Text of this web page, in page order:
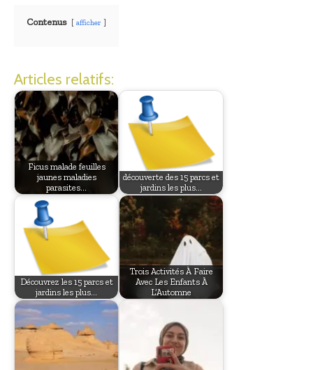
Contenus afficher
Articles relatifs:
Ficus malade feuilles
jaunes maladies
parasites…
découverte des 15 parcs et
jardins les plus…
Découvrez les 15 parcs et
jardins les plus…
Trois Activités À Faire
Avec Les Enfants À
L’Automne